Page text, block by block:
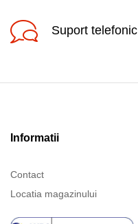
Suport telefonic
Informatii
Contact
Locatia magazinului